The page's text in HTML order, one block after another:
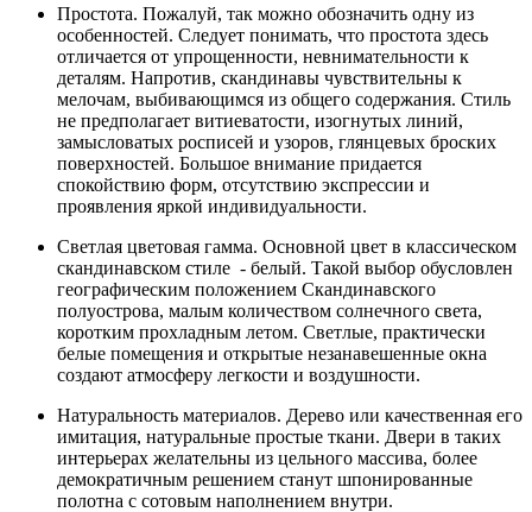
Простота. Пожалуй, так можно обозначить одну из
особенностей. Следует понимать, что простота здесь
отличается от упрощенности, невнимательности к
деталям. Напротив, скандинавы чувствительны к
мелочам, выбивающимся из общего содержания. Стиль
не предполагает витиеватости, изогнутых линий,
замысловатых росписей и узоров, глянцевых броских
поверхностей. Большое внимание придается
спокойствию форм, отсутствию экспрессии и
проявления яркой индивидуальности.
Светлая цветовая гамма. Основной цвет в классическом
скандинавском стиле - белый. Такой выбор обусловлен
географическим положением Скандинавского
полуострова, малым количеством солнечного света,
коротким прохладным летом. Светлые, практически
белые помещения и открытые незанавешенные окна
создают атмосферу легкости и воздушности.
Натуральность материалов. Дерево или качественная его
имитация, натуральные простые ткани. Двери в таких
интерьерах желательны из цельного массива, более
демократичным решением станут шпонированные
полотна с сотовым наполнением внутри.